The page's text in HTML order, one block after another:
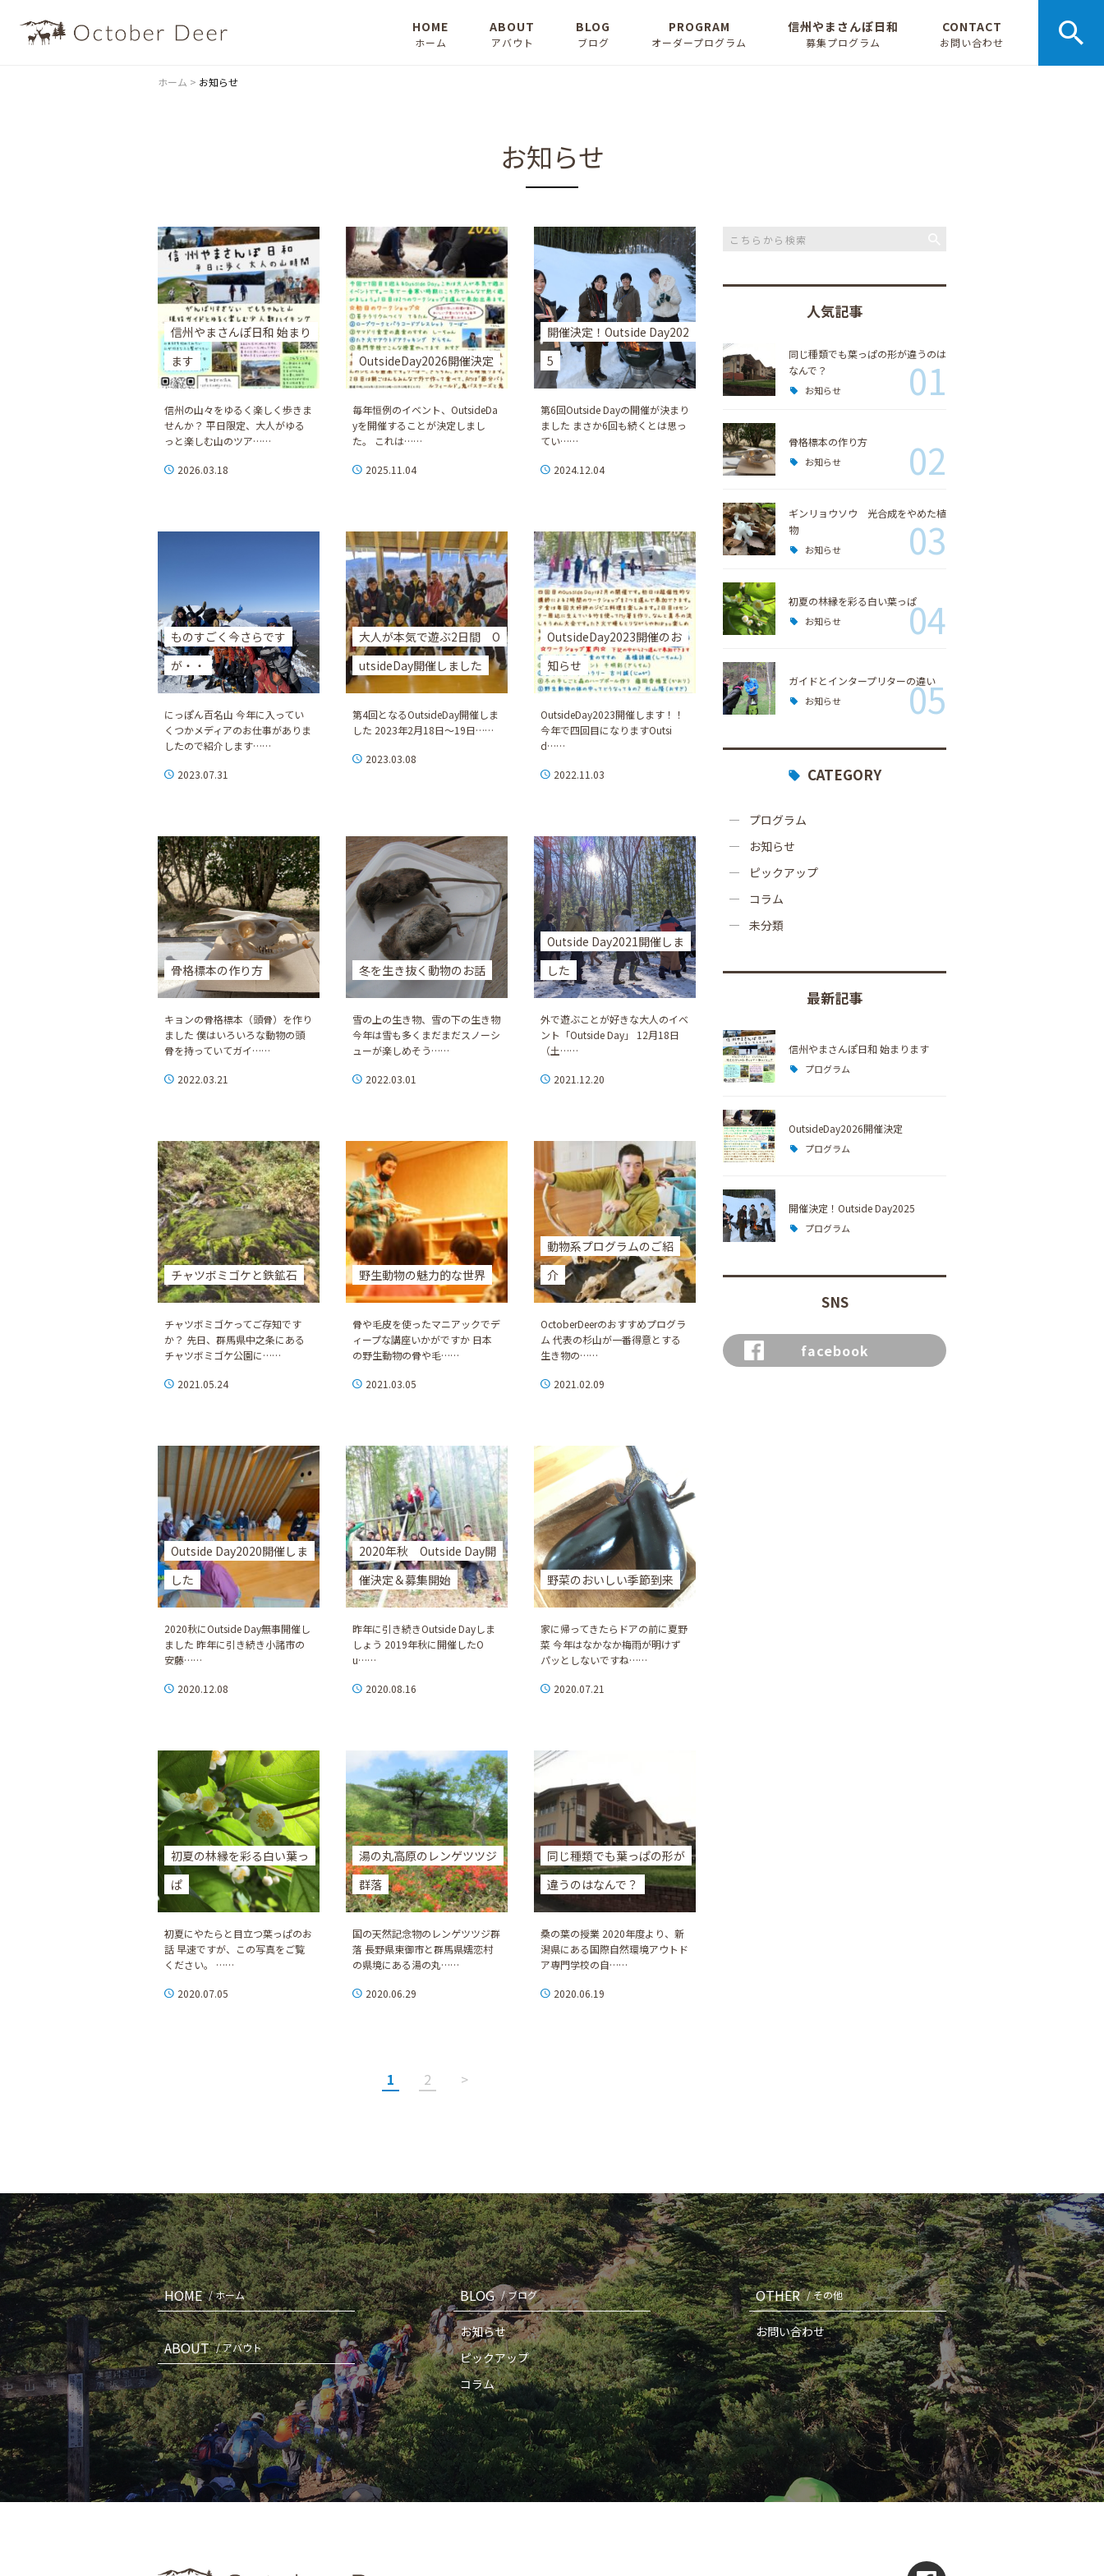
HOME
ホーム
ABOUT
アバウト
BLOG
ブログ
PROGRAM
オーダープログラム
信州やまさんぽ日和
募集プログラム
CONTACT
お問い合わせ
ホーム > お知らせ
お知らせ
信州やまさんぽ日和 始まり
ます
信州の山々をゆるく楽しく歩きま
せんか？ 平日限定、大人がゆる
っと楽しむ山のツア……
2026.03.18
OutsideDay2026開催決定
毎年恒例のイベント、OutsideDa
yを開催することが決定しまし
た。 これは……
2025.11.04
開催決定！Outside Day202
5
第6回Outside Dayの開催が決まり
ました まさか6回も続くとは思っ
てい……
2024.12.04
ものすごく今さらです
が・・
にっぽん百名山 今年に入ってい
くつかメディアのお仕事がありま
したので紹介します……
2023.07.31
大人が本気で遊ぶ2日間 O
utsideDay開催しました
第4回となるOutsideDay開催しま
した 2023年2月18日～19日……
2023.03.08
OutsideDay2023開催のお
知らせ
OutsideDay2023開催します！！
今年で四回目になりますOutsi
d……
2022.11.03
骨格標本の作り方
キョンの骨格標本（頭骨）を作り
ました 僕はいろいろな動物の頭
骨を持っていてガイ……
2022.03.21
冬を生き抜く動物のお話
雪の上の生き物、雪の下の生き物
今年は雪も多くまだまだスノーシ
ューが楽しめそう……
2022.03.01
Outside Day2021開催しま
した
外で遊ぶことが好きな大人のイベ
ント「Outside Day」 12月18日
（土……
2021.12.20
チャツボミゴケと鉄鉱石
チャツボミゴケってご存知です
か？ 先日、群馬県中之条にある
チャツボミゴケ公園に……
2021.05.24
野生動物の魅力的な世界
骨や毛皮を使ったマニアックでデ
ィープな講座いかがですか 日本
の野生動物の骨や毛……
2021.03.05
動物系プログラムのご紹
介
OctoberDeerのおすすめプログラ
ム 代表の杉山が一番得意とする
生き物の……
2021.02.09
Outside Day2020開催しま
した
2020秋にOutside Day無事開催し
ました 昨年に引き続き小諸市の
安藤……
2020.12.08
2020年秋 Outside Day開
催決定＆募集開始
昨年に引き続きOutside Dayしま
しょう 2019年秋に開催したO
u……
2020.08.16
野菜のおいしい季節到来
家に帰ってきたらドアの前に夏野
菜 今年はなかなか梅雨が明けず
パッとしないですね……
2020.07.21
初夏の林縁を彩る白い葉っ
ぱ
初夏にやたらと目立つ葉っぱのお
話 早速ですが、この写真をご覧
ください。 ……
2020.07.05
湯の丸高原のレンゲツツジ
群落
国の天然記念物のレンゲツツジ群
落 長野県東御市と群馬県嬬恋村
の県境にある湯の丸……
2020.06.29
同じ種類でも葉っぱの形が
違うのはなんで？
桑の葉の授業 2020年度より、新
潟県にある国際自然環境アウトド
ア専門学校の自……
2020.06.19
1 2 >
人気記事
同じ種類でも葉っぱの形が違うのは
なんで？
お知らせ 01
骨格標本の作り方
お知らせ 02
ギンリョウソウ 光合成をやめた植
物
お知らせ 03
初夏の林縁を彩る白い葉っぱ
お知らせ 04
ガイドとインタープリターの違い
お知らせ 05
CATEGORY
プログラム
お知らせ
ピックアップ
コラム
未分類
最新記事
信州やまさんぽ日和 始まります
プログラム
OutsideDay2026開催決定
プログラム
開催決定！Outside Day2025
プログラム
SNS
facebook
HOME / ホーム
ABOUT / アバウト
BLOG / ブログ
お知らせ
ピックアップ
コラム
OTHER / その他
お問い合わせ